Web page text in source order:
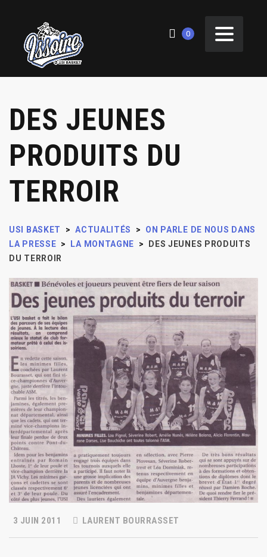
0
DES JEUNES
PRODUITS DU
TERROIR
USI BASKET > ACTUALITÉS >
ON PARLE DE NOUS DANS
LA PRESSE > LA MONTAGNE >
DES JEUNES PRODUITS
DU TERROIR
3 JUIN 2011 LAURENT BOURRASSET